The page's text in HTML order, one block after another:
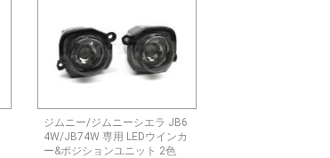
ジムニー/ジムニーシエラ JB6
4W/JB74W 専用 LEDウインカ
ー&ポジションユニット 2色